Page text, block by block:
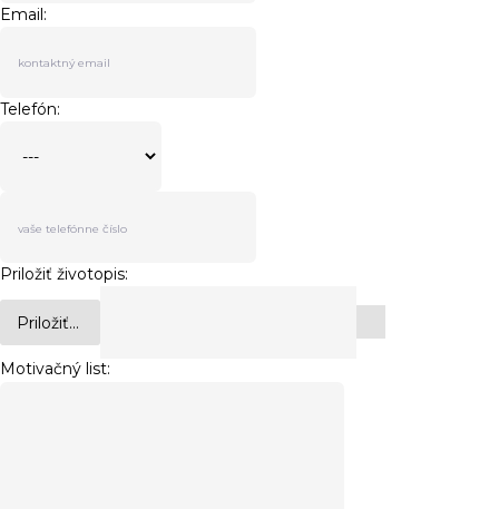
Email:
Telefón:
Priložiť životopis:
Priložiť...
Motivačný list: